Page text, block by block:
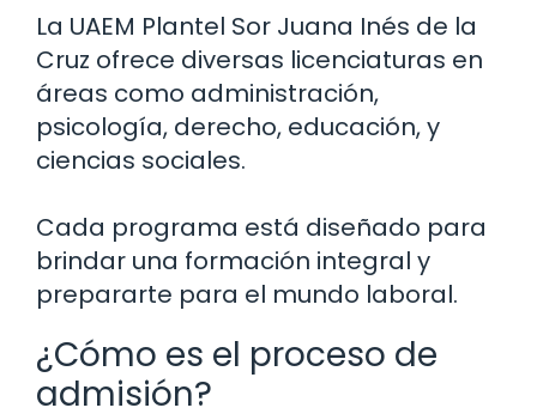
La UAEM Plantel Sor Juana Inés de la
Cruz ofrece diversas licenciaturas en
áreas como administración,
psicología, derecho, educación, y
ciencias sociales.
Cada programa está diseñado para
brindar una formación integral y
prepararte para el mundo laboral.
¿Cómo es el proceso de
admisión?